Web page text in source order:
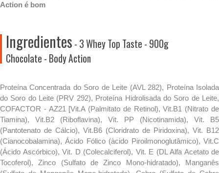
Action é bom
Ingredientes - 3 Whey Top Taste - 900g
Chocolate - Body Action
Proteína Concentrada do Soro de Leite (AVL 282), Proteína Isolada
do Soro do Leite (PRV 292), Proteína Hidrolisada do Soro de Leite,
COFACTOR - AZ21 [Vit.A (Palmitato de Retinol), Vit.B1 (Nitrato de
Tiamina), Vit.B2 (Riboflavina), Vit. PP (Nicotinamida), Vit. B5
(Pantotenato de Cálcio), Vit.B6 (Cloridrato de Piridoxina), Vit. B12
(Cianocobalamina), Ácido Fólico (àcido Piroilmonoglutâmico), Vit.C
(Ácido Ascórbico), Vit. D (Colecalciferol), Vit. E (DL Alfa Acetato de
Tocoferol), Zinco (Sulfato de Zinco Mono-hidratado), Manganês